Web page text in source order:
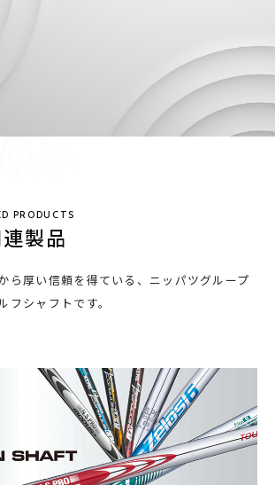
お問い合わせ
PRODUCTS
製品
ら厚い信頼を得ている、ニッパツグループ
フシャフトです。